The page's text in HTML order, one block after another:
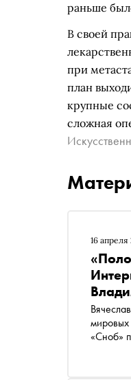
раньше
В своей
при
план
крупные
сложная
16 апреля
Вячесла
мировых
«Сноб»